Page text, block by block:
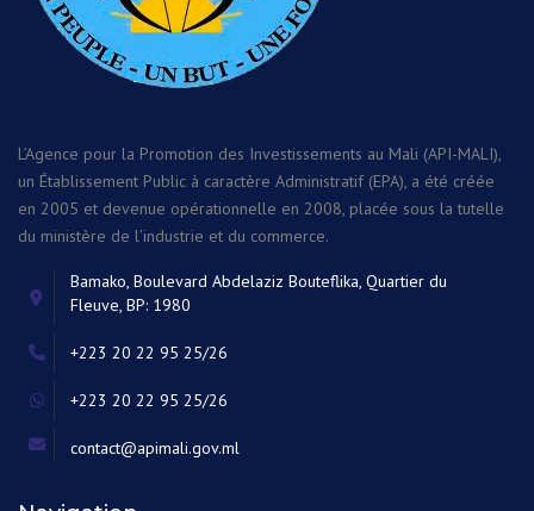
L’Agence pour la Promotion des Investissements au Mali (API-MALI),
un Établissement Public à caractère Administratif (EPA), a été créée
en 2005 et devenue opérationnelle en 2008, placée sous la tutelle
du ministère de l’industrie et du commerce.
Bamako, Boulevard Abdelaziz Bouteflika, Quartier du
Fleuve, BP: 1980
+223 20 22 95 25/26
+223 20 22 95 25/26
contact@apimali.gov.ml